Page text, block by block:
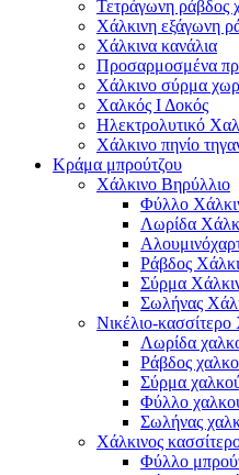
Τετράγωνη ράβδος
Χάλκινη εξάγωνη
Χάλκινα κανάλια
Προσαρμοσμένα
Χάλκινο σύρμα
Χαλκός Ι Δοκός
Ηλεκτρολυτικό
Χάλκινο πηνίο
Κράμα μπρούτζου
Χάλκινο Βηρύλλιο
Φύλλο
Λωρίδα
Ράβδος
Σύρμα
Σωλήνας
Νικέλιο-
Λωρίδα
Ράβδος
Σύρμα
Φύλλο
Σωλήνας
Χάλκινος
Φύλλο